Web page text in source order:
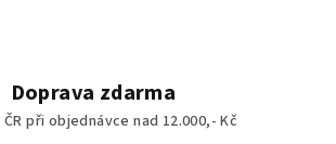
Doprava zdarma
při objednávce nad 12.000,- Kč